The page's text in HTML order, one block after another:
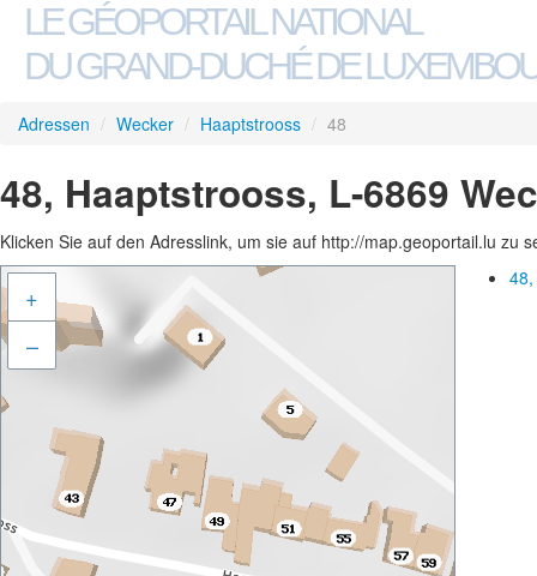
LE GÉOPORTAIL NATIONAL
DU GRAND-DUCHÉ DE
Adressen / Wecker / Haaptstrooss / 48
48, Haaptstrooss, L-6869
Klicken Sie auf den Adresslink, um sie auf http://map.geoportail.lu zu
+
–